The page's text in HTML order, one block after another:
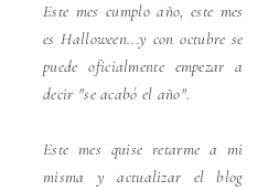
Este mes cumplo año, este mes
es Halloween...y con octubre se
puede oficialmente empezar a
decir "se acabó el año".
Este mes quise retarme a mi
misma y actualizar el blog